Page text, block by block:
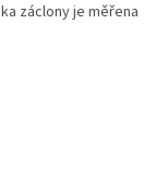
záclony je měřena